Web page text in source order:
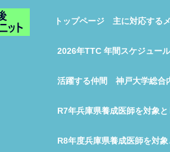
トップページ 主に対応する
2026年TTC 年間スケジュール
活躍する仲間 神戸大学総合
R7年兵庫県養成医師を対象
R8年度兵庫県養成医師を対